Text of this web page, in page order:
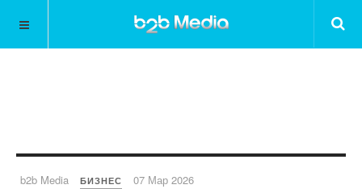
b2b Media БИЗНЕС 07 Мар 2026